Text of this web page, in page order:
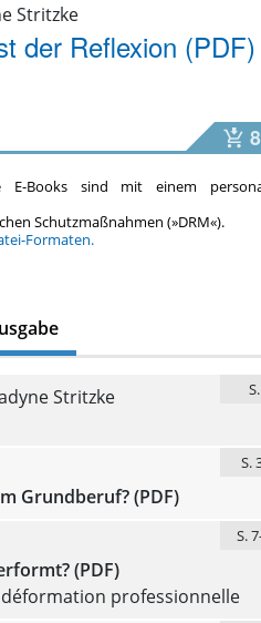
Stritzke
der Reflexion (PDF)
Books sind mit einem
Schutzmaßnahmen (»DRM«).
Formaten.
Stritzke
S.
Grundberuf? (PDF)
S.
(PDF)
professionnelle